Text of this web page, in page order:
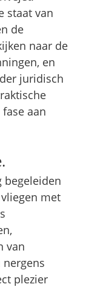
staat van
de
naar de
en
juridisch
aan
begeleiden
met
van
plezier